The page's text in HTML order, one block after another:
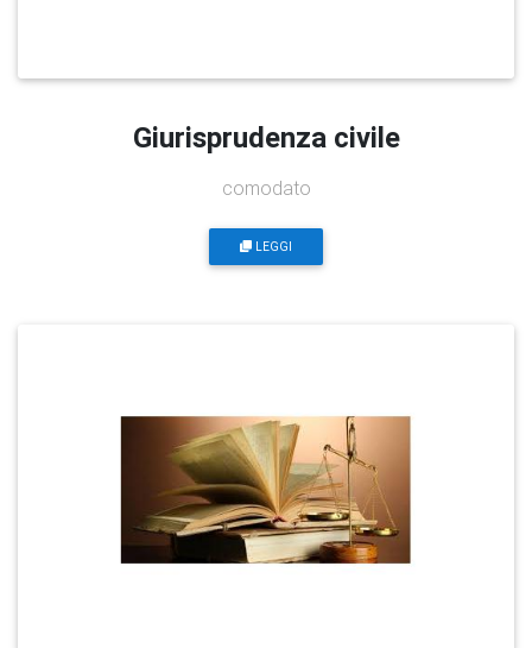
Giurisprudenza civile
comodato
LEGGI